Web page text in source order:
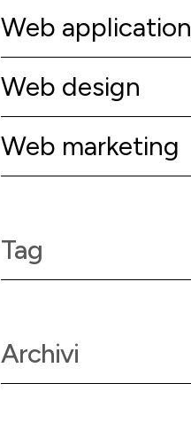
Web application
Web design
Web marketing
Tag
Archivi